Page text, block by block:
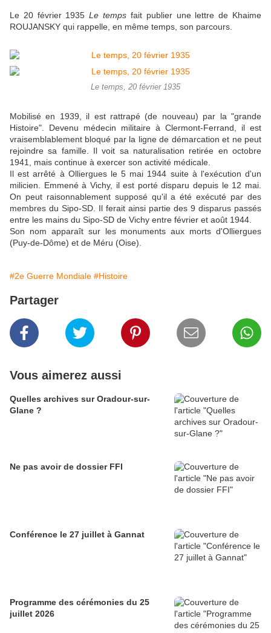
Le 20 février 1935Le temps fait publier une lettre de Khaime
ROUJANSKY qui rappelle, en même temps, son parcours.
Le temps, 20 février 1935
Mobilisé en 1939, il est rattrapé (de nouveau) par la "grande
Histoire". Devenu médecin militaire à Clermont-Ferrand, il est
vraisemblablement bloqué par la ligne de démarcation et ne peut
rejoindre sa famille. Il voit sa naturalisation retirée en octobre
1941, mais continue à exercer son activité médicale.
Il est arrêté à Olliergues le 5 mai 1944 suite à l'exécution d'un
milicien. Emmené à Vichy, il est porté disparu depuis le 12 mai.
On peut raisonnablement supposé qu'il a été exécuté par des
membres du Sipo-SD. Il ferait ainsi partie des 9 disparus passés
entre les mains du Sipo-SD de Vichy entre février et août 1944.
Son nom apparaît sur les monuments aux morts d'Olliergues
(Puy-de-Dôme) et de Méru (Oise).
#2e Guerre Mondiale #Histoire
Partager
Vous aimerez aussi
Quelles archives sur Oradour-sur-
Glane ?
Ne pas avoir de dossier FFI
Conférence le 27 juillet à Gannat
Programme des cérémonies du 25
juillet 2026